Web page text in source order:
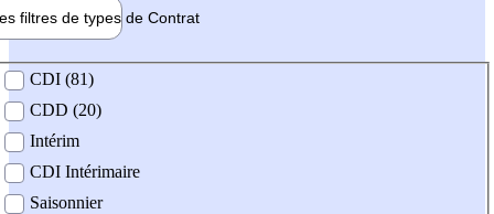
filtres de types de Contrat
contrat
CDI (81)
CDD (20)
Intérim
CDI Intérimaire
Saisonnier